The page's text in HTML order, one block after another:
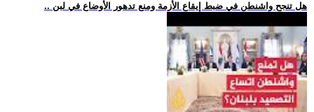
.. هل تنجح واشنطن في ضبط إيقاع الأزمة ومنع تدهور الأوضاع في لبن